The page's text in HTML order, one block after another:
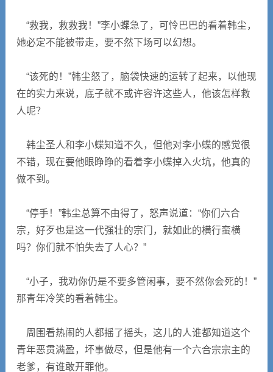
“救我，救救我！”李小蝶急了，可怜巴巴的看着韩尘，
她必定不能被带走，要不然下场可以幻想。
“该死的！”韩尘怒了，脑袋快速的运转了起来，以他现
在的实力来说，底子就不或许容许这些人，他该怎样救
人呢？
韩尘圣人和李小蝶知道不久，但他对李小蝶的感觉很
不错，现在要他眼睁睁的看着李小蝶掉入火坑，他真的
做不到。
“停手！”韩尘总算不由得了，怒声说道：“你们六合
宗，好歹也是这一代强壮的宗门，就如此的横行蛮横
吗？你们就不怕失去了人心？”
“小子，我劝你仍是不要多管闲事，要不然你会死的！”
那青年冷笑的看着韩尘。
周围看热闹的人都摇了摇头，这儿的人谁都知道这个
青年恶贯满盈，坏事做尽，但是他有一个六合宗宗主的
老爹，有谁敢开罪他。